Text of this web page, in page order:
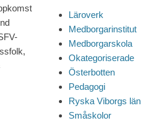
Läroverk
Medborgarinstitut
Medborgarskola
Okategoriserade
Österbotten
Pedagogi
Ryska Viborgs län
Småskolor